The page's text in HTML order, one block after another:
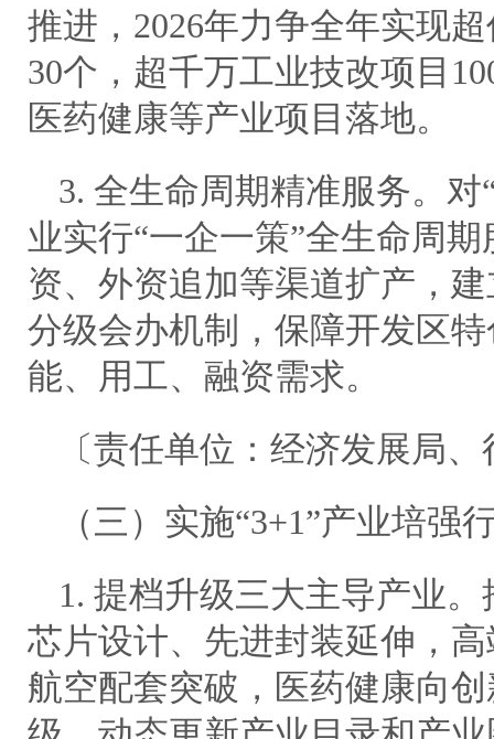
推进，2026年力争全年实现
30个，超千万工业技改项目
医药健康等产业项目落地。
3. 全生命周期精准服务。对
业实行“一企一策”全生命周
资、外资追加等渠道扩产，
分级会办机制，保障开发区
能、用工、融资需求。
〔责任单位：经济发展局
（三）实施“3+1”产业培强
1. 提档升级三大主导产业
芯片设计、先进封装延伸，
航空配套突破，医药健康向